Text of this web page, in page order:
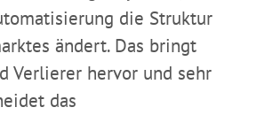
die Struktur
ändert. Das bringt
Verlierer hervor und sehr
das